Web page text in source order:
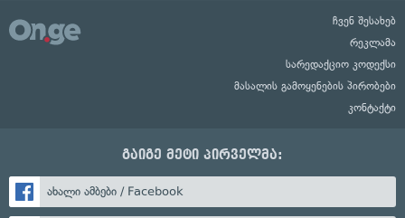
ჩვენ შესახებ
რეკლამა
სარედაქციო კოდექსი
მასალის გამოყენების პირობები
კონტაქტი
გაიგე მეტი პირველმა:
ახალი ამბები / Facebook